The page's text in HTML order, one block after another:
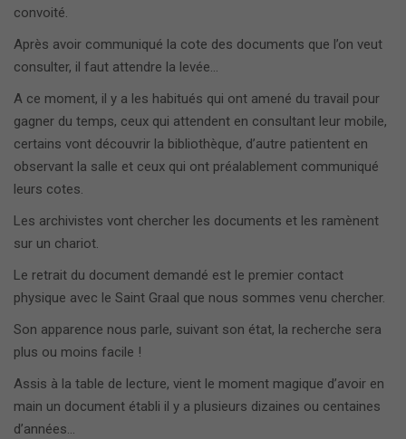
convoité.
Après avoir communiqué la cote des documents que l’on veut
consulter, il faut attendre la levée…
A ce moment, il y a les habitués qui ont amené du travail pour
gagner du temps, ceux qui attendent en consultant leur mobile,
certains vont découvrir la bibliothèque, d’autre patientent en
observant la salle et ceux qui ont préalablement communiqué
leurs cotes.
Les archivistes vont chercher les documents et les ramènent
sur un chariot.
Le retrait du document demandé est le premier contact
physique avec le Saint Graal que nous sommes venu chercher.
Son apparence nous parle, suivant son état, la recherche sera
plus ou moins facile !
Assis à la table de lecture, vient le moment magique d’avoir en
main un document établi il y a plusieurs dizaines ou centaines
d’années…